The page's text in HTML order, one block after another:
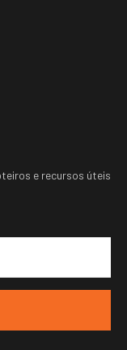
e recursos úteis